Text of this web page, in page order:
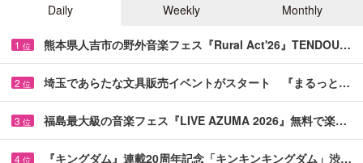
Daily
Weekly Monthly
1 位 熊本県人吉市の野外音楽フェス『Rural Act'26』TENDOU…
2 位 埼玉であらたな文具販売イベントがスタート 『まるっと…
3 位 福島最大級の音楽フェス『LIVE AZUMA 2026』無料で楽…
4 位 『キングダム』連載20周年記念「キンキンキングダム」渋…